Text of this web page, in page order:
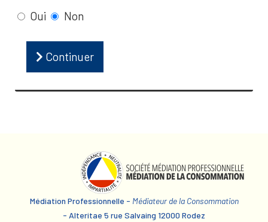
Oui
Non
Continuer
Médiation Professionnelle - Médiateur de la Consommation
- Alteritae 5 rue Salvaing 12000 Rodez